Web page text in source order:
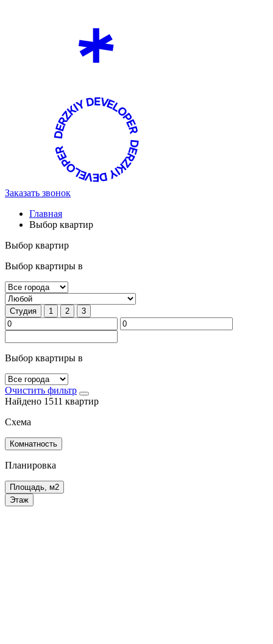
Заказать звонок
Главная
Выбор квартир
Выбор квартир
Выбор квартиры в
Студия 1 2 3
Выбор квартиры в
Очистить фильтр
Найдено 1511 квартир
Схема
Комнатность
Планировка
Площадь, м2
Этаж